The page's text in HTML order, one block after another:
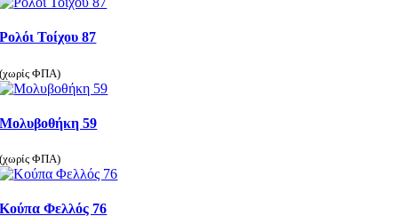
Ρολόι Τοίχου 87
(χωρίς ΦΠΑ)
Μολυβοθήκη 59
(χωρίς ΦΠΑ)
Κούπα Φελλός 76